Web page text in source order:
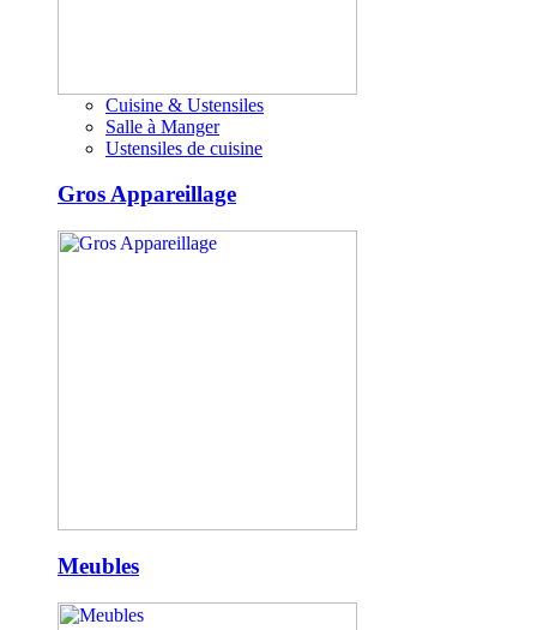
Cuisine & Ustensiles
Salle à Manger
Ustensiles de cuisine
Gros Appareillage
Meubles